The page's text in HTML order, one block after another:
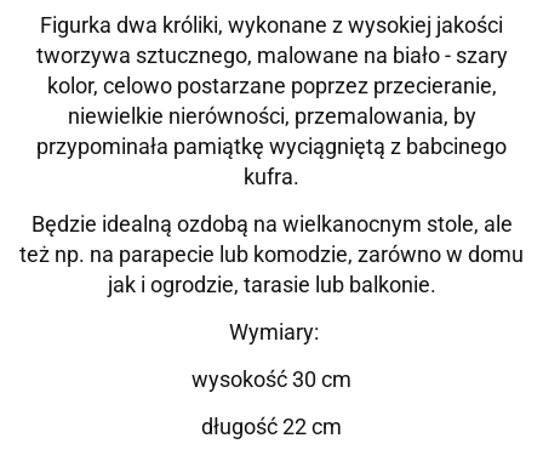
Figurka dwa króliki, wykonane z wysokiej jakości
tworzywa sztucznego, malowane na biało - szary
kolor, celowo postarzane poprzez przecieranie,
niewielkie nierówności, przemalowania, by
przypominała pamiątkę wyciągniętą z babcinego
kufra.
Będzie idealną ozdobą na wielkanocnym stole, ale
też np. na parapecie lub komodzie, zarówno w domu
jak i ogrodzie, tarasie lub balkonie.
Wymiary:
wysokość 30 cm
długość 22 cm